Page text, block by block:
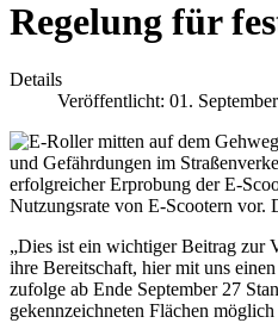
Regelung für
Details
Veröffentlicht: 01.
und Gefährdungen im
erfolgreicher Erprobung der E-
Nutzungsrate von E-Scootern
„Dies ist ein wichtiger Beitrag zur
ihre Bereitschaft, hier mit uns
zufolge ab Ende September 27
gekennzeichneten Flächen